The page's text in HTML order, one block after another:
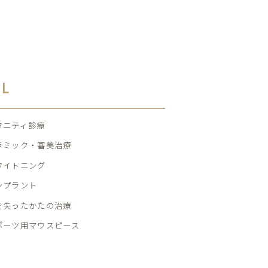
ニティ診療
ミック・審美治療
イトニング
プラント
失ったかたの治療
ーツ用マウスピース